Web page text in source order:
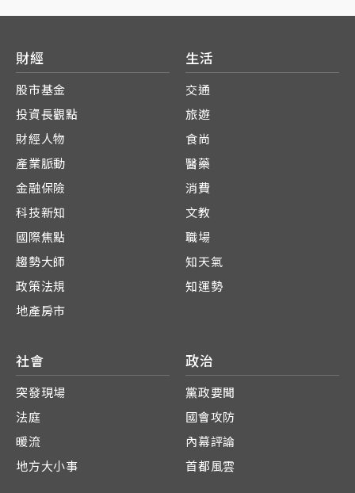
財經
股市基金
投資長觀點
財經人物
產業脈動
金融保險
科技新知
國際焦點
趨勢大師
政策法規
地產房市
生活
交通
旅遊
食尚
醫藥
消費
文教
職場
知天氣
知運勢
社會
突發現場
法庭
暖流
地方大小事
政治
黨政要聞
國會攻防
內幕評論
首都風雲